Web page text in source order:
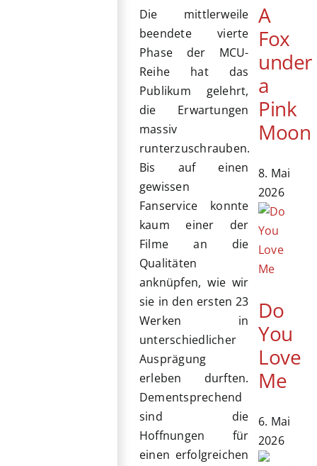
Die mittlerweile
beendete vierte
Phase der MCU-
Reihe hat das
Publikum gelehrt,
die Erwartungen
massiv
runterzuschrauben.
Bis auf einen
gewissen
Fanservice konnte
kaum einer der
Filme an die
Qualitäten
anknüpfen, wie wir
sie in den ersten 23
Werken in
unterschiedlicher
Ausprägung
erleben durften.
Dementsprechend
sind die
Hoffnungen für
einen erfolgreichen
A
Fox
under
a
Pink
Moon
8. Mai
2026
Do
You
Love
Me
6. Mai
2026